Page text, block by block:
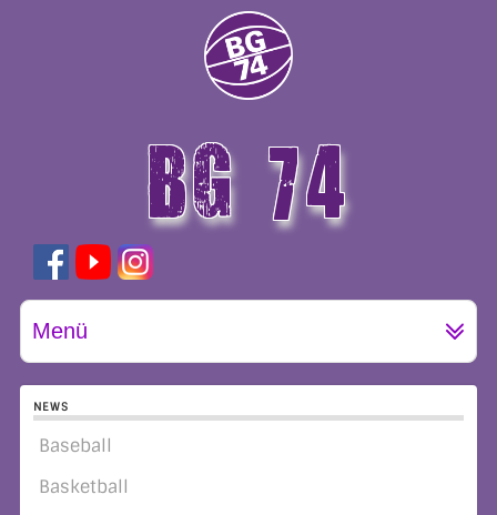
BG 74
GÖTTINGEN
Menü
NEWS
Baseball
Basketball